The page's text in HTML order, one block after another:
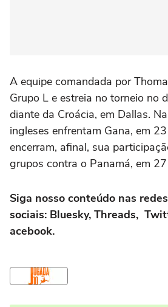
A equipe comandada por
Grupo L e estreia no torneio no
diante da Croácia, em Dallas.
ingleses enfrentam Gana, em
encerram, afinal, sua
grupos contra o Panamá, em
Siga nosso conteúdo nas redes
sociais: Bluesky, Threads,
acebook.